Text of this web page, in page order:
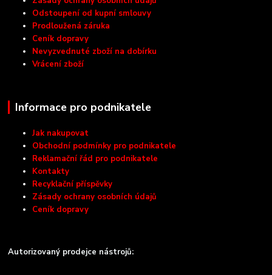
Odstoupení od kupní smlouvy
Prodloužená záruka
Ceník dopravy
Nevyzvednuté zboží na dobírku
Vrácení zboží
Informace pro podnikatele
Jak nakupovat
Obchodní podmínky pro podnikatele
Reklamační řád pro podnikatele
Kontakty
Recyklační příspěvky
Zásady ochrany osobních údajů
Ceník dopravy
Autorizovaný prodejce nástrojů: